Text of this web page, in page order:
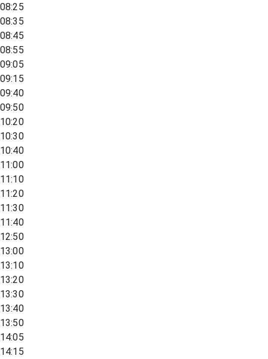
08:25
08:35
08:45
08:55
09:05
09:15
09:40
09:50
10:20
10:30
10:40
11:00
11:10
11:20
11:30
11:40
12:50
13:00
13:10
13:20
13:30
13:40
13:50
14:05
14:15